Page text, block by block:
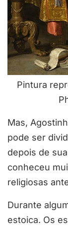
Pintura
Mas,
pode ser
depois de
conheceu
religiosas
Durante
estoica. Os